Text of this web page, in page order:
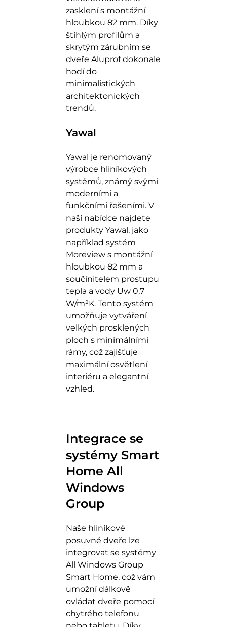
zasklení s montážní
hloubkou 82 mm. Díky
štíhlým profilům a
skrytým zárubním se
dveře Aluprof dokonale
hodí do
minimalistických
architektonických
trendů.
Yawal
Yawal je renomovaný
výrobce hliníkových
systémů, známý svými
moderními a
funkčními řešeními. V
naší nabídce najdete
produkty Yawal, jako
například systém
Moreview s montážní
hloubkou 82 mm a
součinitelem prostupu
tepla a vody Uw 0,7
W/m²K. Tento systém
umožňuje vytváření
velkých prosklených
ploch s minimálními
rámy, což zajišťuje
maximální osvětlení
interiéru a elegantní
vzhled.
Integrace se
systémy Smart
Home All
Windows
Group
Naše hliníkové
posuvné dveře lze
integrovat se systémy
All Windows Group
Smart Home, což vám
umožní dálkově
ovládat dveře pomocí
chytrého telefonu